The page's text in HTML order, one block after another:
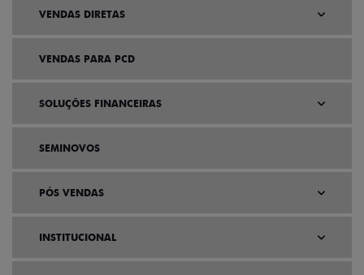
VENDAS DIRETAS
VENDAS PARA PCD
SOLUÇÕES FINANCEIRAS
SEMINOVOS
PÓS VENDAS
INSTITUCIONAL